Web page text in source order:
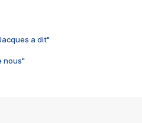
a dit"
nous"